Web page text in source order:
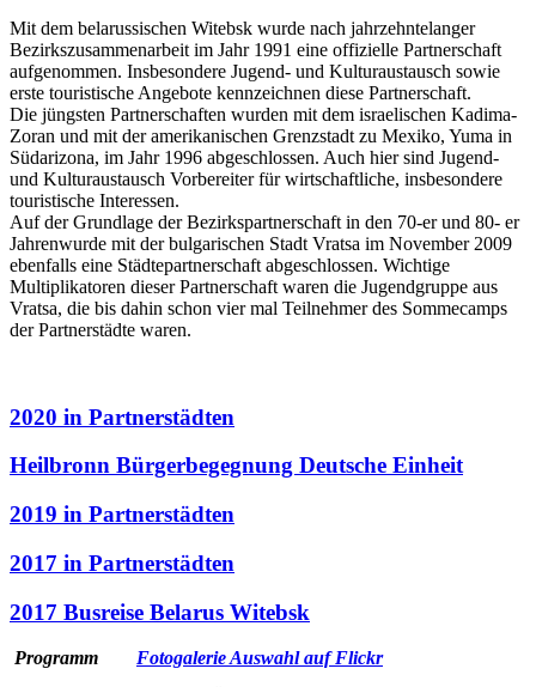
Mit dem belarussischen Witebsk wurde nach jahrzehntelanger
Bezirkszusammenarbeit im Jahr 1991 eine offizielle Partnerschaft
aufgenommen. Insbesondere Jugend- und Kulturaustausch sowie
erste touristische Angebote kennzeichnen diese Partnerschaft.
Die jüngsten Partnerschaften wurden mit dem israelischen Kadima-
Zoran und mit der amerikanischen Grenzstadt zu Mexiko, Yuma in
Südarizona, im Jahr 1996 abgeschlossen. Auch hier sind Jugend-
und Kulturaustausch Vorbereiter für wirtschaftliche, insbesondere
touristische Interessen.
Auf der Grundlage der Bezirkspartnerschaft in den 70-er und 80- er
Jahrenwurde mit der bulgarischen Stadt Vratsa im November 2009
ebenfalls eine Städtepartnerschaft abgeschlossen. Wichtige
Multiplikatoren dieser Partnerschaft waren die Jugendgruppe aus
Vratsa, die bis dahin schon vier mal Teilnehmer des Sommecamps
der Partnerstädte waren.
2020 in Partnerstädten
Heilbronn Bürgerbegegnung Deutsche Einheit
2019 in Partnerstädten
2017 in Partnerstädten
2017 Busreise Belarus Witebsk
Programm Fotogalerie Auswahl auf Flickr